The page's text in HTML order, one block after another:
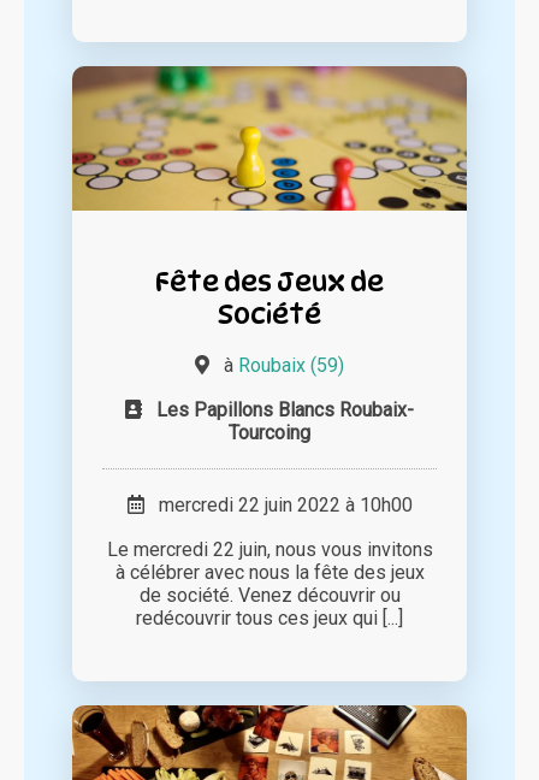
Fête des Jeux de
Société
à Roubaix (59)
Les Papillons Blancs Roubaix-
Tourcoing
mercredi 22 juin 2022 à 10h00
Le mercredi 22 juin, nous vous invitons
à célébrer avec nous la fête des jeux
de société. Venez découvrir ou
redécouvrir tous ces jeux qui [...]